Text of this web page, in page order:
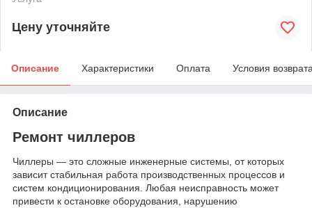
Цену уточняйте
Описание Характеристики Оплата Условия
Описание
Ремонт чиллеров
Чиллеры — это сложные инженерные системы, от которых
зависит стабильная работа производственных процессов и
систем кондиционирования. Любая неисправность может
привести к остановке оборудования, нарушению